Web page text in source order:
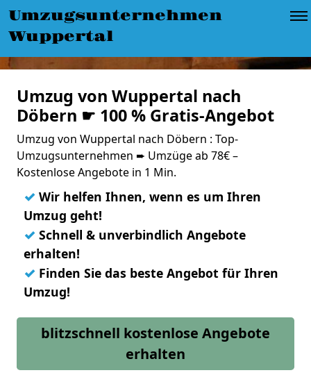
Umzugsunternehmen
Wuppertal
Umzug von Wuppertal nach
Döbern ☛ 100 % Gratis-Angebot
Umzug von Wuppertal nach Döbern : Top-
Umzugsunternehmen ➨ Umzüge ab 78€ –
Kostenlose Angebote in 1 Min.
✓ Wir helfen Ihnen, wenn es um Ihren
Umzug geht!
✓ Schnell & unverbindlich Angebote
erhalten!
✓ Finden Sie das beste Angebot für Ihren
Umzug!
blitzschnell kostenlose Angebote
erhalten